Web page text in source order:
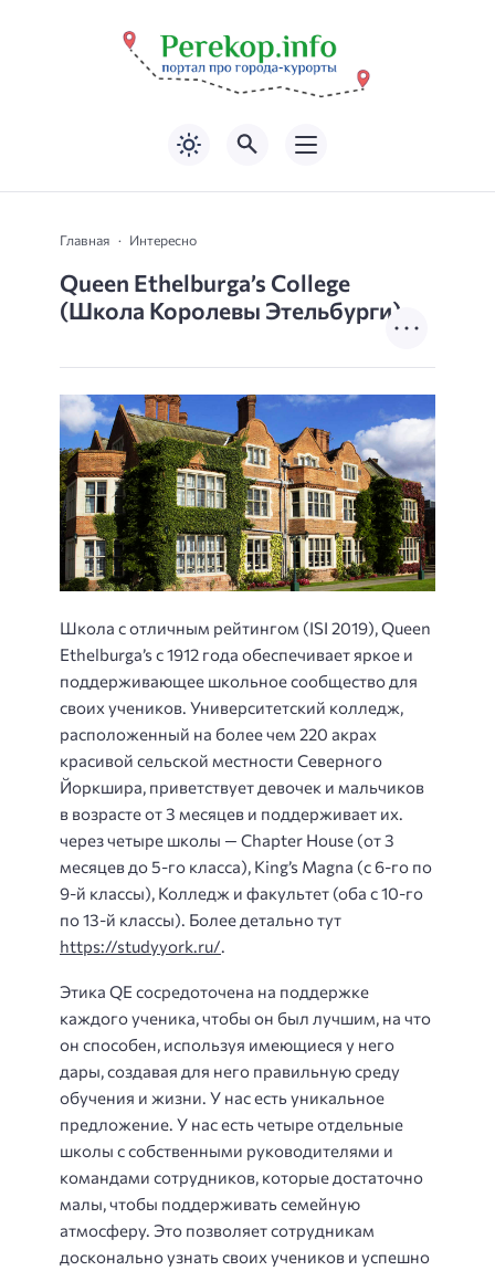
Главная Интересно
Queen Ethelburga’s College
(Школа Королевы Этельбурги)
Школа с отличным рейтингом (ISI 2019), Queen
Ethelburga’s с 1912 года обеспечивает яркое и
поддерживающее школьное сообщество для
своих учеников. Университетский колледж,
расположенный на более чем 220 акрах
красивой сельской местности Северного
Йоркшира, приветствует девочек и мальчиков
в возрасте от 3 месяцев и поддерживает их.
через четыре школы — Chapter House (от 3
месяцев до 5-го класса), King’s Magna (с 6-го по
9-й классы), Колледж и факультет (оба с 10-го
по 13-й классы). Более детально тут
https://studyyork.ru/.
Этика QE сосредоточена на поддержке
каждого ученика, чтобы он был лучшим, на что
он способен, используя имеющиеся у него
дары, создавая для него правильную среду
обучения и жизни. У нас есть уникальное
предложение. У нас есть четыре отдельные
школы с собственными руководителями и
командами сотрудников, которые достаточно
малы, чтобы поддерживать семейную
атмосферу. Это позволяет сотрудникам
досконально узнать своих учеников и успешно